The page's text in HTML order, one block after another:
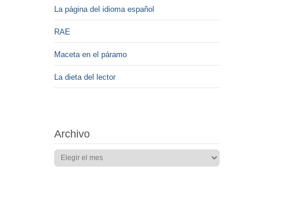
La página del idioma español
RAE
Maceta en el páramo
La dieta del lector
Archivo